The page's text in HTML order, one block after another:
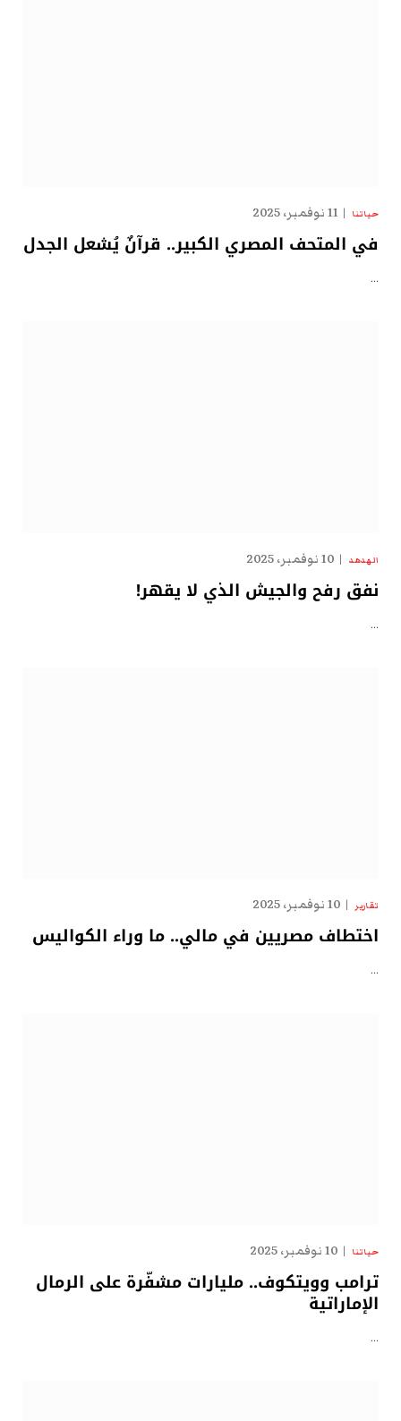
حياتنا 11 نوفمبر، 2025
في المتحف المصري الكبير.. قرآنٌ يُشعل الجدل
…
الهدهد 10 نوفمبر، 2025
نفق رفح والجيش الذي لا يقهر!
…
تقارير 10 نوفمبر، 2025
اختطاف مصريين في مالي.. ما وراء الكواليس
…
حياتنا 10 نوفمبر، 2025
ترامب وويتكوف.. مليارات مشفّرة على الرمال
الإماراتية
…